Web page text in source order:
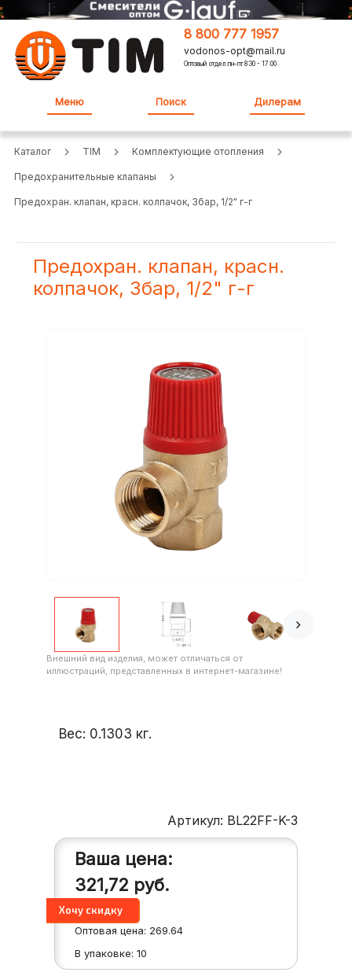
8 800 777 1957
vodonos-opt@mail.ru
Оптовый отдел:пн-пт 8:30 - 17:00
Меню Поиск Дилерам
Каталог TIM Комплектующие отопления
Предохранительные клапаны
Предохран. клапан, красн. колпачок, 3бар, 1/2" г-г
Предохран. клапан, красн.
колпачок, 3бар, 1/2" г-г
Внешний вид изделия, может отличаться от
иллюстраций, представленных в интернет-магазине!
Вес: 0.1303 кг.
Артикул: BL22FF-K-3
Ваша цена:
321,72 руб.
Оптовая цена: 269.64
В упаковке: 10